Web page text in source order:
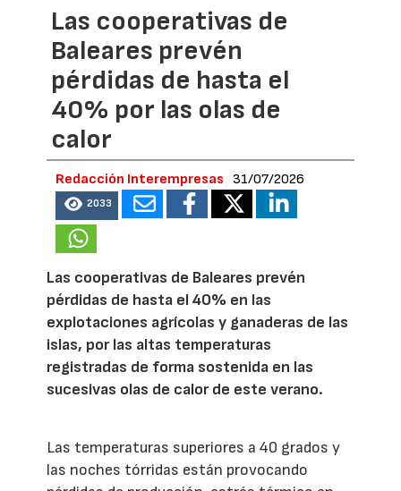
Las cooperativas de
Baleares prevén
pérdidas de hasta el
40% por las olas de
calor
Redacción Interempresas 31/07/2026
2033
Las cooperativas de Baleares prevén
pérdidas de hasta el 40% en las
explotaciones agrícolas y ganaderas de las
islas, por las altas temperaturas
registradas de forma sostenida en las
sucesivas olas de calor de este verano.
Las temperaturas superiores a 40 grados y
las noches tórridas están provocando